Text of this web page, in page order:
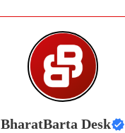
BharatBarta Desk